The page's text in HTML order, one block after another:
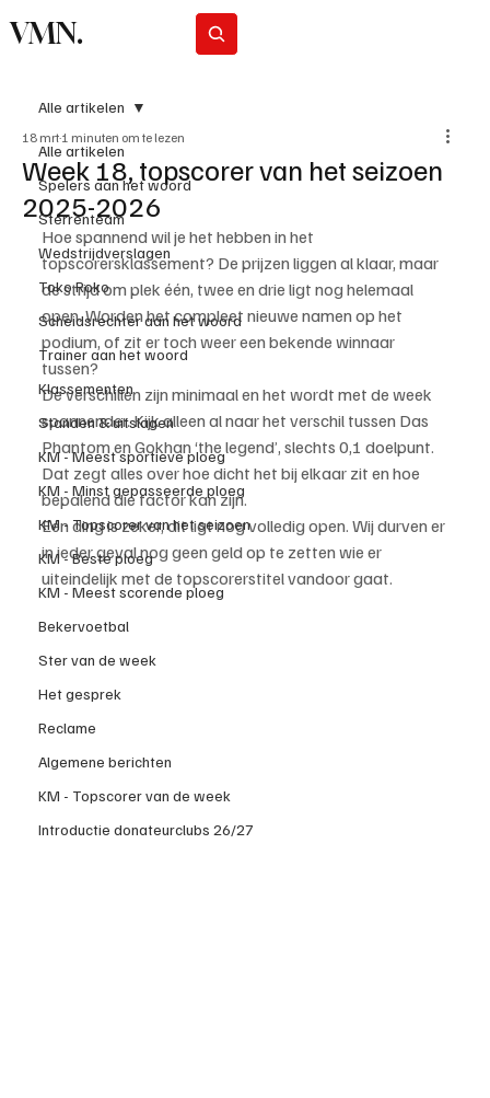
VMN.
Alle artikelen
Spelers aan het woord
Sterrenteam
Wedstrijdverslagen
Toko Roko
Scheidsrechter aan het woord
Trainer aan het woord
Klassementen
Standen & uitslagen
KM - Meest sportieve ploeg
KM - Minst gepasseerde ploeg
KM - Topscorer van het seizoen
KM - Beste ploeg
KM - Meest scorende ploeg
Bekervoetbal
Ster van de week
Het gesprek
Reclame
Algemene berichten
KM - Topscorer van de week
Introductie donateurclubs 26/27
Alle artikelen
Week 18, topscorer van het seizoen
2025-2026
18 mrt 1 minuten om te lezen
Hoe spannend wil je het hebben in het
topscorersklassement? De prijzen liggen al klaar, maar
de strijd om plek één, twee en drie ligt nog helemaal
open. Worden het compleet nieuwe namen op het
podium, of zit er toch weer een bekende winnaar
tussen?
De verschillen zijn minimaal en het wordt met de week
spannender. Kijk alleen al naar het verschil tussen Das
Phantom en Gokhan ‘the legend’, slechts 0,1 doelpunt.
Dat zegt alles over hoe dicht het bij elkaar zit en hoe
bepalend die factor kan zijn.
Eén ding is zeker, dit ligt nog volledig open. Wij durven er
in ieder geval nog geen geld op te zetten wie er
uiteindelijk met de topscorerstitel vandoor gaat.